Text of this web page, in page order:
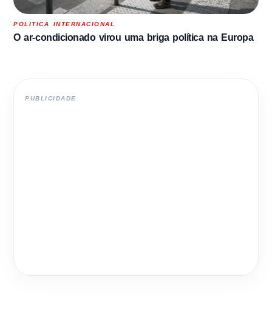
POLITICA INTERNACIONAL
O ar-condicionado virou uma briga política na Europa
PUBLICIDADE